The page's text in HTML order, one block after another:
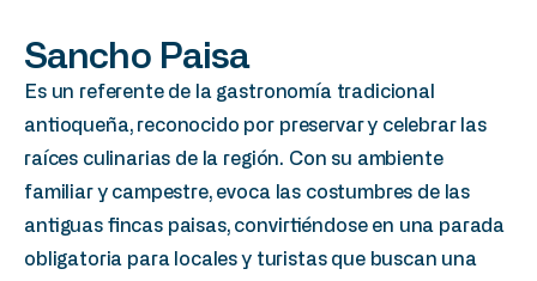
Sancho Paisa
Es un referente de la gastronomía tradicional
antioqueña, reconocido por preservar y celebrar las
raíces culinarias de la región. Con su ambiente
familiar y campestre, evoca las costumbres de las
antiguas fincas paisas, convirtiéndose en una parada
obligatoria para locales y turistas que buscan una